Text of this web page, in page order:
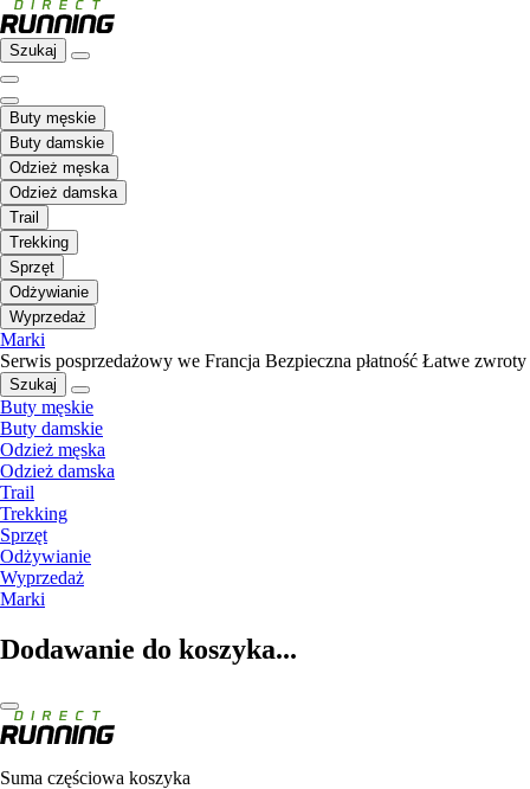
Szukaj
Buty męskie
Buty damskie
Odzież męska
Odzież damska
Trail
Trekking
Sprzęt
Odżywianie
Wyprzedaż
Marki
Serwis posprzedażowy we Francja Bezpieczna płatność Łatwe zwroty
Szukaj
Buty męskie
Buty damskie
Odzież męska
Odzież damska
Trail
Trekking
Sprzęt
Odżywianie
Wyprzedaż
Marki
Dodawanie do koszyka...
Suma częściowa koszyka